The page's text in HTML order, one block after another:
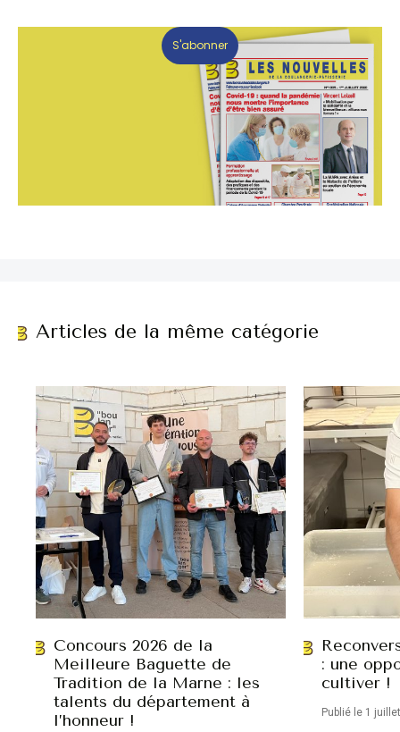
S'abonner
Articles de la même catégorie
Concours 2026 de la
Meilleure Baguette de
Tradition de la Marne : les
talents du département à
l’honneur !
: une
cultiver !
Publié le 1